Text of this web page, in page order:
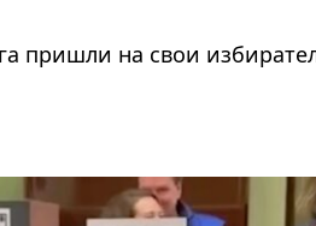
пришли на свои